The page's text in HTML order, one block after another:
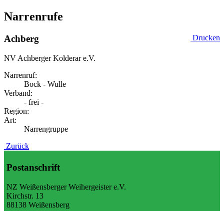
Narrenrufe
Drucken
Achberg
NV Achberger Kolderar e.V.
Narrenruf:
Bock - Wulle
Verband:
- frei -
Region:
Art:
Narrengruppe
Zurück
Postanschrift
NZ Weißensberger Weihergeister e.V.
Kirchstr. 13
88138 Weißensberg